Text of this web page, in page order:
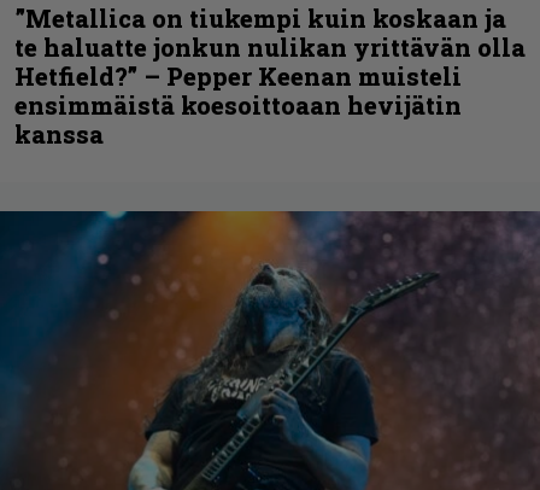
”Metallica on tiukempi kuin koskaan ja
te haluatte jonkun nulikan yrittävän olla
Hetfield?” – Pepper Keenan muisteli
ensimmäistä koesoittoaan hevijätin
kanssa